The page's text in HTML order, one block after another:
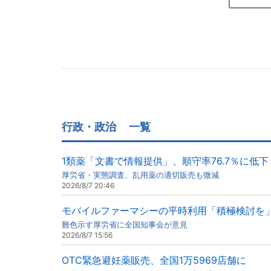
行政・政治 一覧
1類薬「文書で情報提供」、順守率76.7％に低下
厚労省・実態調査、乱用薬の適切販売も微減
2026/8/7 20:46
モバイルファーマシーの平時利用「積極検討を」
難色示す厚労省に全国知事会が意見
2026/8/7 15:56
OTC緊急避妊薬販売、全国1万5969店舗に